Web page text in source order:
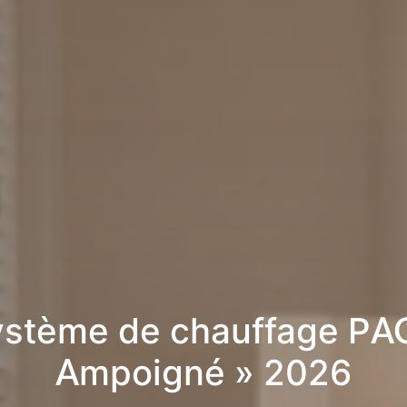
de chauffage
Ampoigné » 2026